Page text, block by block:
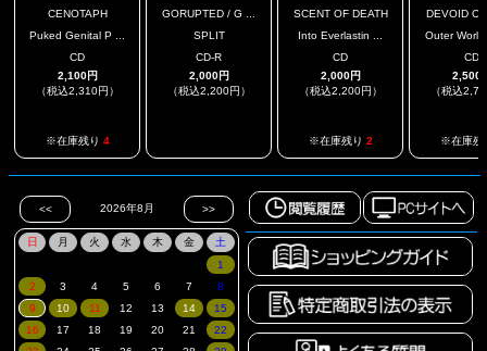
CENOTAPH
Puked Genital P ...
CD
2,100円
（税込2,310円）
※在庫残り 4
GORUPTED / G ...
SPLIT
CD-R
2,000円
（税込2,200円）
SCENT OF DEATH
Into Everlastin ...
CD
2,000円
（税込2,200円）
※在庫残り 2
DEVOID
Outer
CD
2,500
（税込
※在庫残